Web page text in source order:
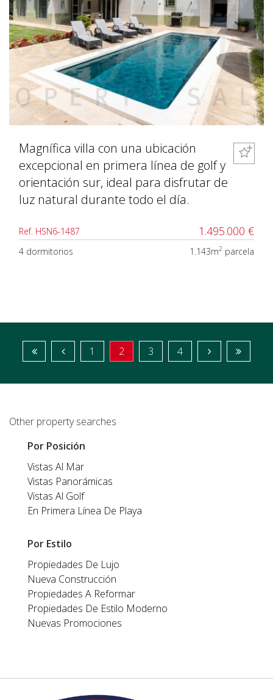
Magnífica villa con una ubicación
excepcional en primera línea de golf y
orientación sur, ideal para disfrutar de
luz natural durante todo el día.
Ref. HSN6-1487 1.495.000 €
4 dormitorios 1.143m2 parcela
1 2 3 4
Other property searches
Por Posición
Vistas Al Mar
Vistas Panorámicas
Vistas Al Golf
En Primera Línea De Playa
Por Estilo
Propiedades De Lujo
Nueva Construcción
Propiedades A Reformar
Propiedades De Estilo Moderno
Nuevas Promociones